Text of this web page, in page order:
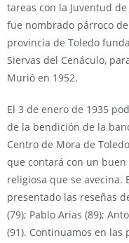
tareas con la Juventud
fue nombrado párroco
provincia de Toledo
Siervas del Cenáculo,
Murió en 1952.
El 3 de enero de 1935
de la bendición de la
Centro de Mora de
que contará con un
religiosa que se avecina.
presentado las reseñas
(79); Pablo Arias (89);
(91). Continuamos en las